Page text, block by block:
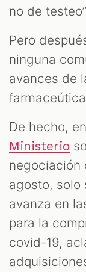
no de
Pero
ninguna
avances de
De hecho,
Ministerio
negociación
agosto, solo
avanza en
para la
covid-19,